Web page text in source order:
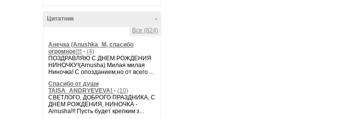
-
Цитатник
Все (824)
Анечка (Anushka_M, спасибо
огромное!!! - (4)
ПОЗДРАВЛЯЮ С ДНЕМ РОЖДЕНИЯ
НИНОЧКУ!(Arnusha) Милая милая
Ниночка! С опозданием,но от всего ...
Спасибо от души
TAISA_ANDRYEVEVA! - (10)
СВЕТЛОГО, ДОБРОГО ПРАЗДНИКА, С
ДНЕМ РОЖДЕНИЯ, НИНОЧКА -
Arnusha!!! Пусть будет крепким з...